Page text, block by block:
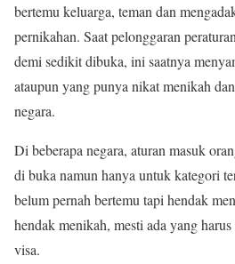
bertemu keluarga, teman dan
pernikahan. Saat pelonggaran
demi sedikit dibuka, ini saatnya
ataupun yang punya nikat menikah
negara.
Di beberapa negara, aturan masuk
di buka namun hanya untuk kategori
belum pernah bertemu tapi hendak
hendak menikah, mesti ada yang
visa.